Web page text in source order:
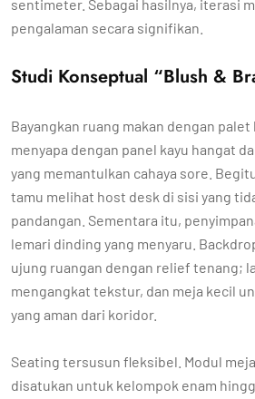
sentimeter. Sebagai hasilnya, iterasi
pengalaman secara signifikan.
Studi Konseptual “Blush &
Bayangkan ruang makan dengan palet
menyapa dengan panel kayu hangat
yang memantulkan cahaya sore.
tamu melihat host desk di sisi yang
pandangan. Sementara itu,
lemari dinding yang menyaru.
ujung ruangan dengan relief tenang;
mengangkat tekstur, dan meja kecil
yang aman dari koridor.
Seating tersusun fleksibel. Modul
disatukan untuk kelompok enam